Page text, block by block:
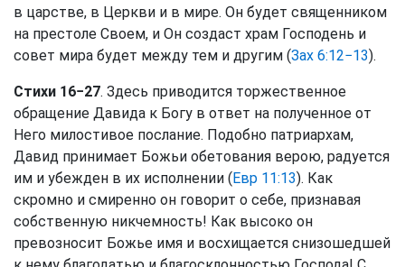
в царстве, в Церкви и в мире. Он будет священником
на престоле Своем, и Он создаст храм Господень и
совет мира будет между тем и другим (Зах 6:12−13).
Стихи 16−27. Здесь приводится торжественное
обращение Давида к Богу в ответ на полученное от
Него милостивое послание. Подобно патриархам,
Давид принимает Божьи обетования верою, радуется
им и убежден в их исполнении (Евр 11:13). Как
скромно и смиренно он говорит о себе, признавая
собственную никчемность! Как высоко он
превозносит Божье имя и восхищается снизошедшей